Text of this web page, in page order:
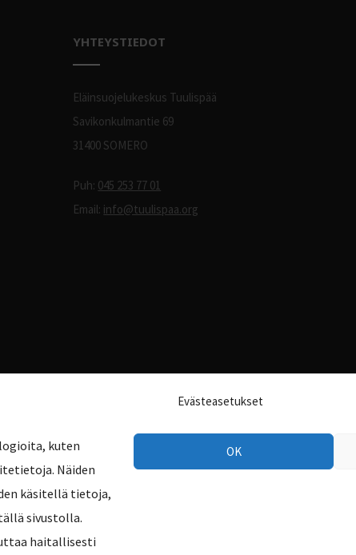
Evästeasetukset
kuten
Näiden
käsitellä tietoja,
sivustolla.
haitallisesti
OK
YHTEYSTIEDOT
Eläinsuojelukeskus Tuulispää
Savikonkulmantie 69
31400 SOMERO
Puh: 045 253 77 01
Email: info@tuulispaa.org